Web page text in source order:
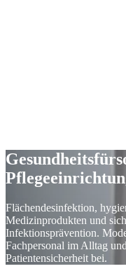
Flächendesinfektion,
Medizinprodukten und
Infektionsprävention.
Fachpersonal im Alltag
Patientensicherheit bei.